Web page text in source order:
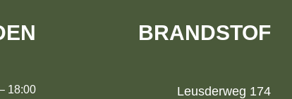
18:00
BRANDSTOF
Leusderweg 174